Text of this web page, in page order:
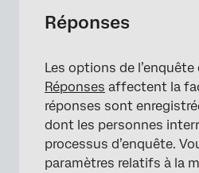
Réponses
Les options de
Réponses affectent la
réponses sont
dont les personnes
processus d’enquête.
paramètres relatifs à la